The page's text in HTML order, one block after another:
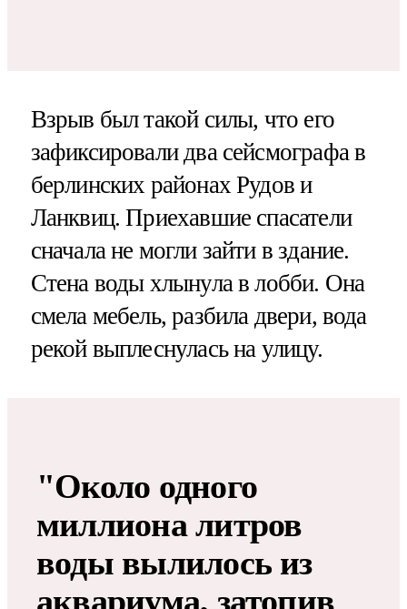
Взрыв был такой силы, что его
зафиксировали два сейсмографа в
берлинских районах Рудов и
Ланквиц. Приехавшие спасатели
сначала не могли зайти в здание.
Стена воды хлынула в лобби. Она
смела мебель, разбила двери, вода
рекой выплеснулась на улицу.
"Около одного
миллиона литров
воды вылилось из
аквариума, затопив